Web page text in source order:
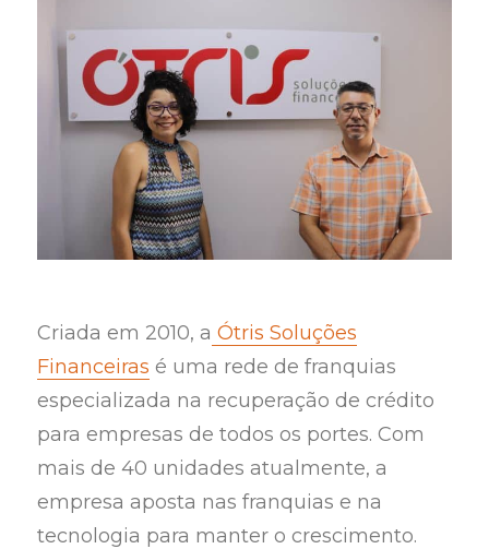
Criada em 2010, a Ótris Soluções
Financeiras é uma rede de franquias
especializada na recuperação de crédito
para empresas de todos os portes. Com
mais de 40 unidades atualmente, a
empresa aposta nas franquias e na
tecnologia para manter o crescimento.